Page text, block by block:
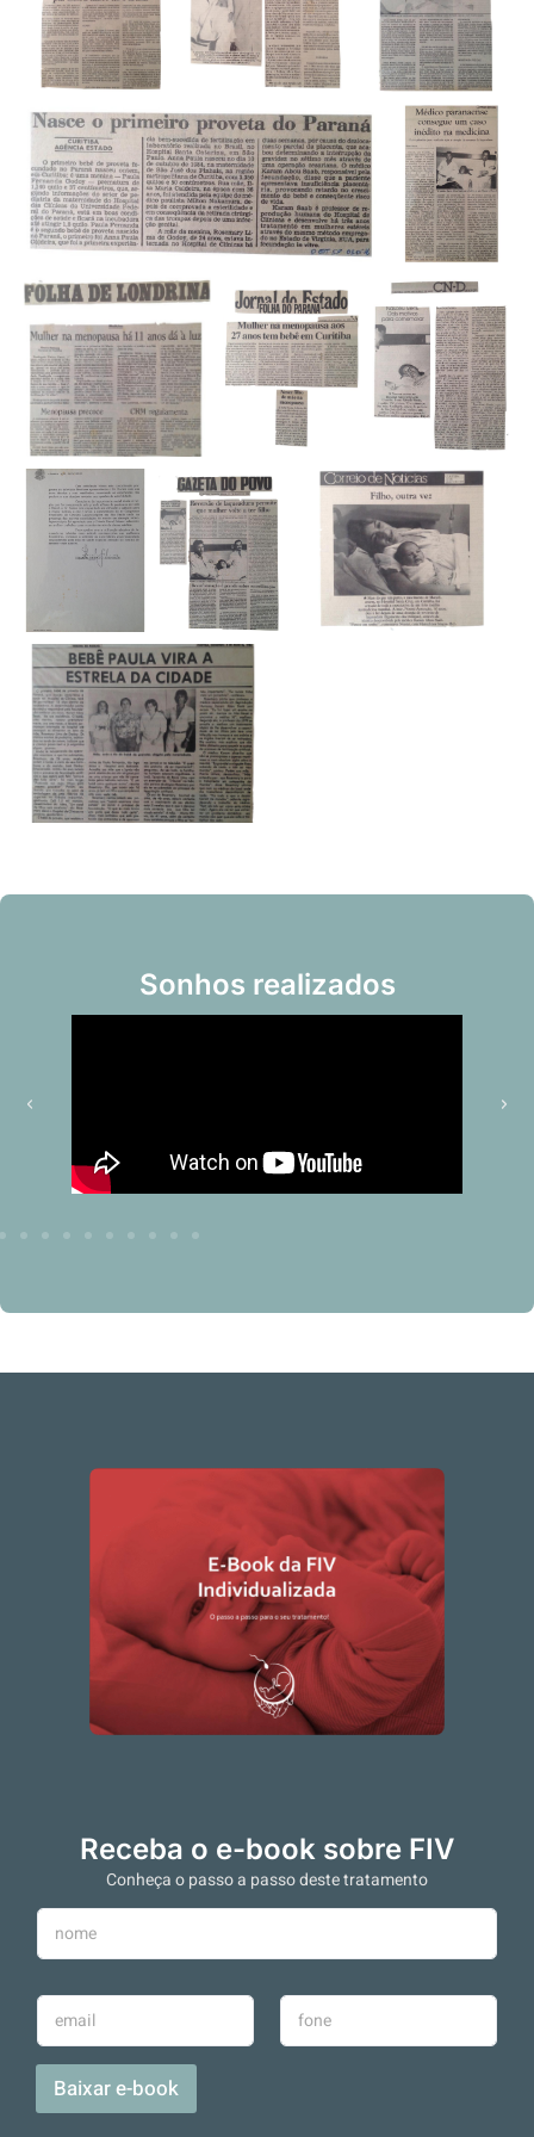
Sonhos realizados
Receba o e-book sobre FIV
Conheça o passo a passo deste tratamento
N
m
*E
m
a
l
T
l
Baixar e-book